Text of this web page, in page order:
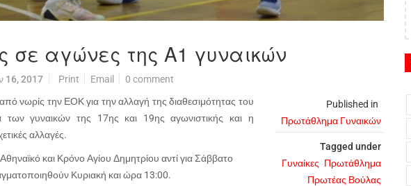
αγώνες της Α1 γυναικών
16, 2017 Print Email 0 comment
Published in
Πρωτάθλημα Γυναικών
Tagged under
Γυναίκες Πρωτάθλημα
Πρωτέας Βούλας
νωρίς την ΕΟΚ για την αλλαγή της διαθεσιμότητας του
των γυναικών της 17ης και 19ης αγωνιστικής και η
αλλαγές.
και Κρόνο Αγίου Δημητρίου αντί για Σάββατο
Κυριακή και ώρα 13:00.